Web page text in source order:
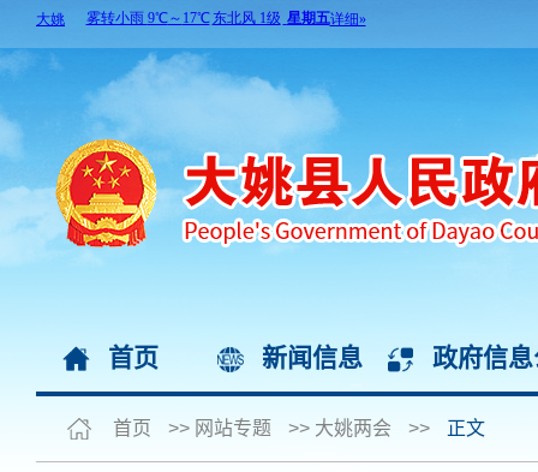
首页 新闻信息 政府信
首页 >> 网站专题 >> 大姚两会 >> 正文